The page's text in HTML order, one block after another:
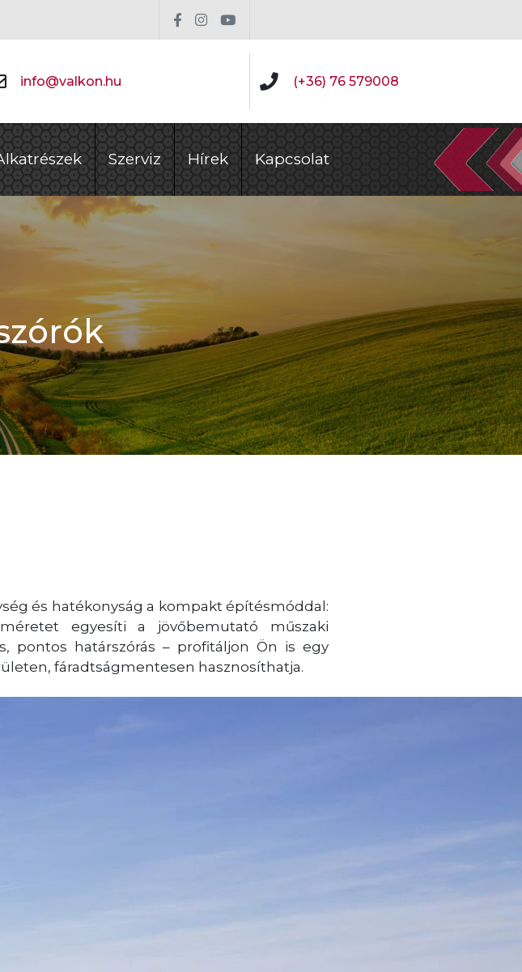
info@valkon.hu (+36) 76 579008
Szerviz Hírek Kapcsolat
és hatékonyság a kompakt építésmóddal:
egyesíti a jövőbemutató műszaki
pontos határszórás – profitáljon Ön is egy
fáradtságmentesen hasznosíthatja.